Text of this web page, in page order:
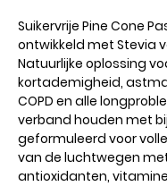
Suikervrije Pine Cone
ontwikkeld met Stevia
Natuurlijke oplossing
kortademigheid,
COPD en alle
verband houden met
geformuleerd voor
van de luchtwegen
antioxidanten,